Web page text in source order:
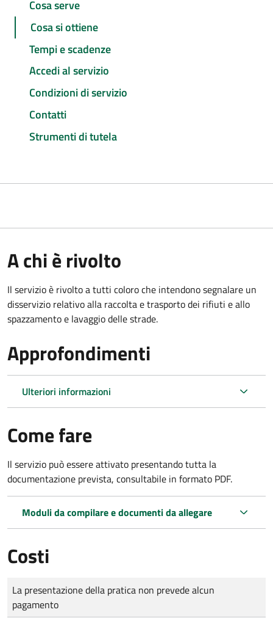
Cosa serve
Cosa si ottiene
Tempi e scadenze
Accedi al servizio
Condizioni di servizio
Contatti
Strumenti di tutela
A chi è rivolto
Il servizio è rivolto a tutti coloro che intendono segnalare un
disservizio relativo alla raccolta e trasporto dei rifiuti e allo
spazzamento e lavaggio delle strade.
Approfondimenti
Ulteriori informazioni
Come fare
Il servizio può essere attivato presentando tutta la
documentazione prevista, consultabile in formato PDF.
Moduli da compilare e documenti da allegare
Costi
Tipo di pagamento
Importo
La presentazione della pratica non prevede alcun
pagamento